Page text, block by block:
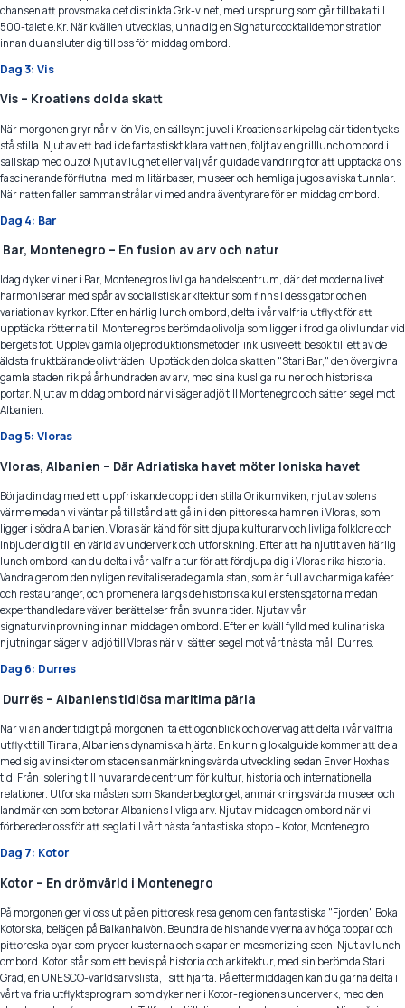
chansen att provsmaka det distinkta Grk-vinet, med ursprung som går tillbaka till
500-talet e.Kr. När kvällen utvecklas, unna dig en Signaturcocktaildemonstration
innan du ansluter dig till oss för middag ombord.
Dag 3: Vis
Vis – Kroatiens dolda skatt
När morgonen gryr når vi ön Vis, en sällsynt juvel i Kroatiens arkipelag där tiden tycks
stå stilla. Njut av ett bad i de fantastiskt klara vattnen, följt av en grilllunch ombord i
sällskap med ouzo! Njut av lugnet eller välj vår guidade vandring för att upptäcka öns
fascinerande förflutna, med militärbaser, museer och hemliga jugoslaviska tunnlar.
När natten faller sammanstrålar vi med andra äventyrare för en middag ombord.
Dag 4: Bar
Bar, Montenegro – En fusion av arv och natur
Idag dyker vi ner i Bar, Montenegros livliga handelscentrum, där det moderna livet
harmoniserar med spår av socialistisk arkitektur som finns i dess gator och en
variation av kyrkor. Efter en härlig lunch ombord, delta i vår valfria utflykt för att
upptäcka rötterna till Montenegros berömda olivolja som ligger i frodiga olivlundar vid
bergets fot. Upplev gamla oljeproduktionsmetoder, inklusive ett besök till ett av de
äldsta fruktbärande olivträden. Upptäck den dolda skatten "Stari Bar," den övergivna
gamla staden rik på århundraden av arv, med sina kusliga ruiner och historiska
portar. Njut av middag ombord när vi säger adjö till Montenegro och sätter segel mot
Albanien.
Dag 5: Vloras
Vloras, Albanien – Där Adriatiska havet möter Ioniska havet
Börja din dag med ett uppfriskande dopp i den stilla Orikumviken, njut av solens
värme medan vi väntar på tillstånd att gå in i den pittoreska hamnen i Vloras, som
ligger i södra Albanien. Vloras är känd för sitt djupa kulturarv och livliga folklore och
inbjuder dig till en värld av underverk och utforskning. Efter att ha njutit av en härlig
lunch ombord kan du delta i vår valfria tur för att fördjupa dig i Vloras rika historia.
Vandra genom den nyligen revitaliserade gamla stan, som är full av charmiga kaféer
och restauranger, och promenera längs de historiska kullerstensgatorna medan
experthandledare väver berättelser från svunna tider. Njut av vår
signaturvinprovning innan middagen ombord. Efter en kväll fylld med kulinariska
njutningar säger vi adjö till Vloras när vi sätter segel mot vårt nästa mål, Durres.
Dag 6: Durres
Durrës – Albaniens tidlösa maritima pärla
När vi anländer tidigt på morgonen, ta ett ögonblick och överväg att delta i vår valfria
utflykt till Tirana, Albaniens dynamiska hjärta. En kunnig lokalguide kommer att dela
med sig av insikter om stadens anmärkningsvärda utveckling sedan Enver Hoxhas
tid. Från isolering till nuvarande centrum för kultur, historia och internationella
relationer. Utforska måsten som Skanderbegtorget, anmärkningsvärda museer och
landmärken som betonar Albaniens livliga arv. Njut av middagen ombord när vi
förbereder oss för att segla till vårt nästa fantastiska stopp – Kotor, Montenegro.
Dag 7: Kotor
Kotor – En drömvärld i Montenegro
På morgonen ger vi oss ut på en pittoresk resa genom den fantastiska "Fjorden" Boka
Kotorska, belägen på Balkanhalvön. Beundra de hisnande vyerna av höga toppar och
pittoreska byar som pryder kusterna och skapar en mesmerizing scen. Njut av lunch
ombord. Kotor står som ett bevis på historia och arkitektur, med sin berömda Stari
Grad, en UNESCO-världsarvslista, i sitt hjärta. På eftermiddagen kan du gärna delta i
vårt valfria utflyktsprogram som dyker ner i Kotor-regionens underverk, med den